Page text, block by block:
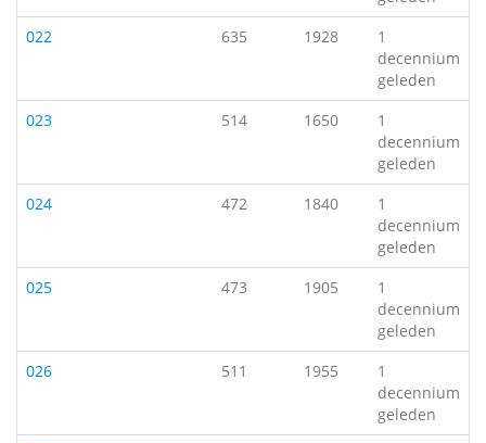
022
635 1928
1
decennium
geleden
023
514 1650
1
decennium
geleden
024
472 1840
1
decennium
geleden
025
473 1905
1
decennium
geleden
026
511 1955
1
decennium
geleden